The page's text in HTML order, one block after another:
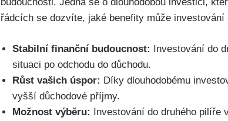
řádcích se dozvíte, jaké benefity může investování
Stabilní finanční budoucnost: Investování do
situaci po odchodu do důchodu.
Růst vašich úspor: Díky dlouhodobému
vyšší důchodové příjmy.
Možnost výběru: Investování do druhého pilíře